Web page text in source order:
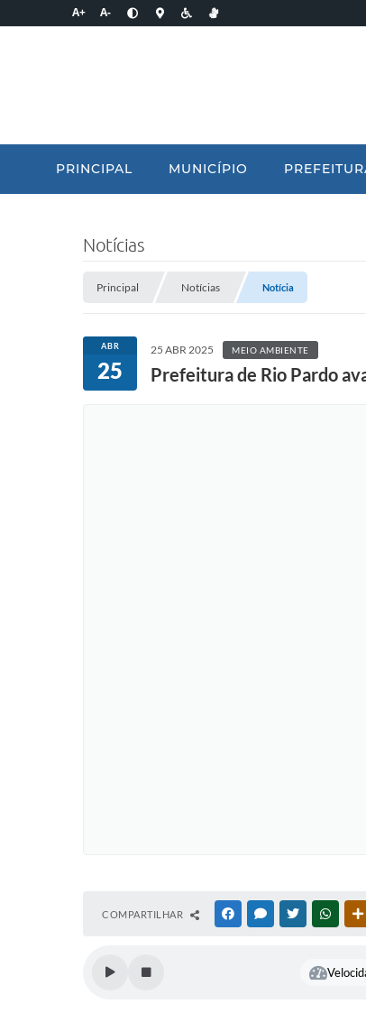
A+ A-
PRINCIPAL MUNICÍPIO
Notícias
Principal Notícias Notícia
ABR
25
25 ABR 2025 MEIO AMBIENTE
Prefeitura de Rio Pardo
COMPARTILHAR FACEBOOKMESSENGER
TWITTER